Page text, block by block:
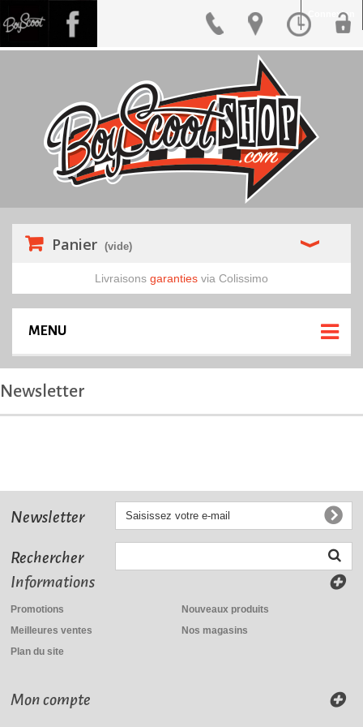
Connexion
Panier (vide)
Livraisons garanties via Colissimo
MENU
Newsletter
Newsletter
Rechercher
Informations
Promotions
Nouveaux produits
Meilleures ventes
Nos magasins
Plan du site
Mon compte